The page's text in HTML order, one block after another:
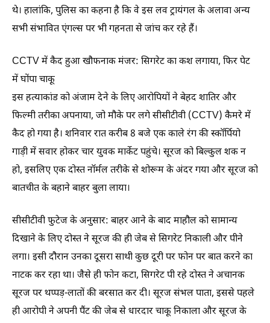
थे। हालांकि, पुलिस का कहना है कि वे इस लव ट्रायंगल के अलावा अन्य
सभी संभावित एंगल्स पर भी गहनता से जांच कर रहे हैं।
CCTV में कैद हुआ खौफनाक मंजर: सिगरेट का कश लगाया, फिर पेट
में घोंपा चाकू
इस हत्याकांड को अंजाम देने के लिए आरोपियों ने बेहद शातिर और
फिल्मी तरीका अपनाया, जो मौके पर लगे सीसीटीवी (CCTV) कैमरे में
कैद हो गया है। शनिवार रात करीब 8 बजे एक काले रंग की स्कॉर्पियो
गाड़ी में सवार होकर चार युवक मार्केट पहुंचे। सूरज को बिल्कुल शक न
हो, इसलिए एक दोस्त नॉर्मल तरीके से शोरूम के अंदर गया और सूरज को
बातचीत के बहाने बाहर बुला लाया।
सीसीटीवी फुटेज के अनुसार: बाहर आने के बाद माहौल को सामान्य
दिखाने के लिए दोस्त ने सूरज की ही जेब से सिगरेट निकाली और पीने
लगा। इसी दौरान उनका दूसरा साथी कुछ दूरी पर फोन पर बात करने का
नाटक कर रहा था। जैसे ही फोन कटा, सिगरेट पी रहे दोस्त ने अचानक
सूरज पर थप्पड़-लातों की बरसात कर दी। सूरज संभल पाता, इससे पहले
ही आरोपी ने अपनी पैंट की जेब से धारदार चाकू निकाला और सूरज के